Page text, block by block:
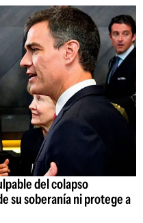
del colapso
su soberanía ni protege a